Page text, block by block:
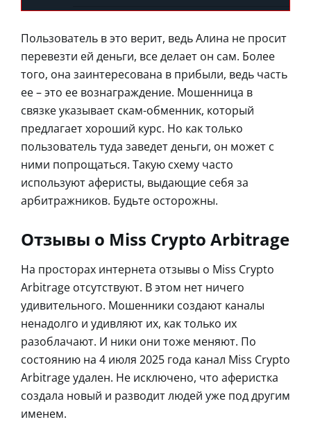
Пользователь в это верит, ведь Алина не просит
перевезти ей деньги, все делает он сам. Более
того, она заинтересована в прибыли, ведь часть
ее – это ее вознаграждение. Мошенница в
связке указывает скам-обменник, который
предлагает хороший курс. Но как только
пользователь туда заведет деньги, он может с
ними попрощаться. Такую схему часто
используют аферисты, выдающие себя за
арбитражников. Будьте осторожны.
Отзывы о Miss Crypto Arbitrage
На просторах интернета отзывы о Miss Crypto
Arbitrage отсутствуют. В этом нет ничего
удивительного. Мошенники создают каналы
ненадолго и удивляют их, как только их
разоблачают. И ники они тоже меняют. По
состоянию на 4 июля 2025 года канал Miss Crypto
Arbitrage удален. Не исключено, что аферистка
создала новый и разводит людей уже под другим
именем.